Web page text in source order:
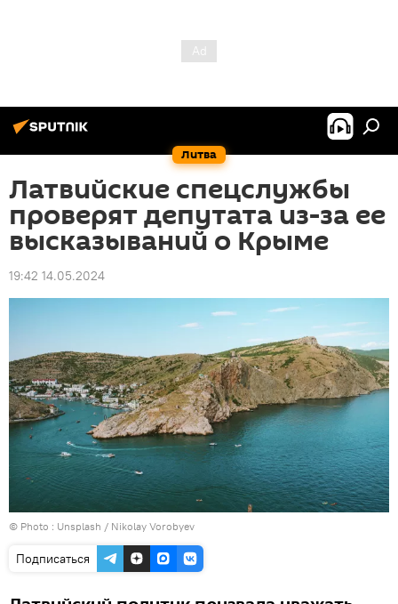
Литва
Латвийские спецслужбы
проверят депутата из-за ее
высказываний о Крыме
19:42 14.05.2024
© Photo : Unsplash / Nikolay Vorobyev
Подписаться